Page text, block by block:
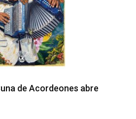
el concierto ‘Capital